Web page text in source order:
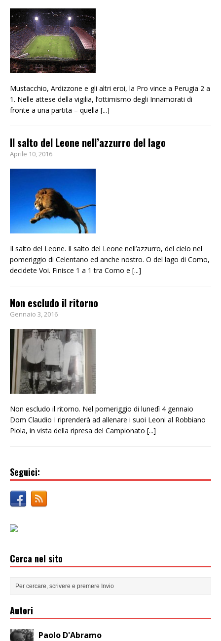
Mustacchio, Ardizzone e gli altri eroi, la Pro vince a Perugia 2 a
1. Nelle attese della vigilia, l’ottimismo degli Innamorati di
fronte a una partita – quella [...]
Il salto del Leone nell’azzurro del lago
Aprile 10, 2016
Il salto del Leone. Il salto del Leone nell’azzurro, del cielo nel
pomeriggio di Celentano ed anche nostro. O del lago di Como,
decidete Voi. Finisce 1 a 1 tra Como e [...]
Non escludo il ritorno
Gennaio 3, 2016
Non escludo il ritorno. Nel pomeriggio di lunedì 4 gennaio
Dom Claudio I riprenderà ad allenare i suoi Leoni al Robbiano
Piola, in vista della ripresa del Campionato [...]
Seguici:
Cerca nel sito
Autori
Paolo D'Abramo